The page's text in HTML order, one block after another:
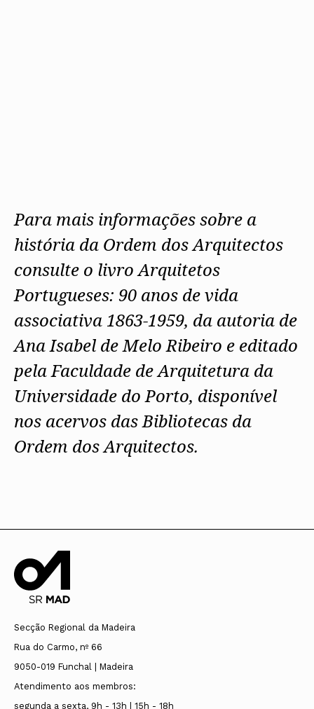
Para mais informações sobre a
história da Ordem dos Arquitectos
consulte o livro Arquitetos
Portugueses: 90 anos de vida
associativa 1863-1959, da autoria de
Ana Isabel de Melo Ribeiro e editado
pela Faculdade de Arquitetura da
Universidade do Porto, disponível
nos acervos das Bibliotecas da
Ordem dos Arquitectos.
Secção Regional da Madeira
Rua do Carmo, nº 66
9050-019 Funchal | Madeira
Atendimento aos membros:
segunda a sexta, 9h - 13h | 15h - 18h